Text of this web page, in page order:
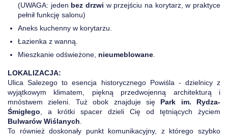
(UWAGA: jeden bez drzwi w przejściu na korytarz, w praktyce
pełnił funkcję salonu)
Aneks kuchenny w korytarzu.
Łazienka z wanną.
Mieszkanie odświeżone, nieumeblowane
LOKALIZACJA:
Ulica Salezego to esencja historycznego Powiśla - dzielnicy z
wyjątkowym klimatem, piękną przedwojenną architekturą i
mnóstwem zieleni. Tuż obok znajduje się Park im. Rydza-
Śmigłego , a krótki spacer dzieli Cię od tętniących życiem
Bulwarów Wiślanych
To również doskonały punkt komunikacyjny, z którego szybko